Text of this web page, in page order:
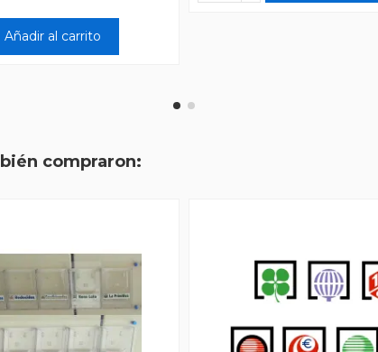
Añadir al carrito
compraron: